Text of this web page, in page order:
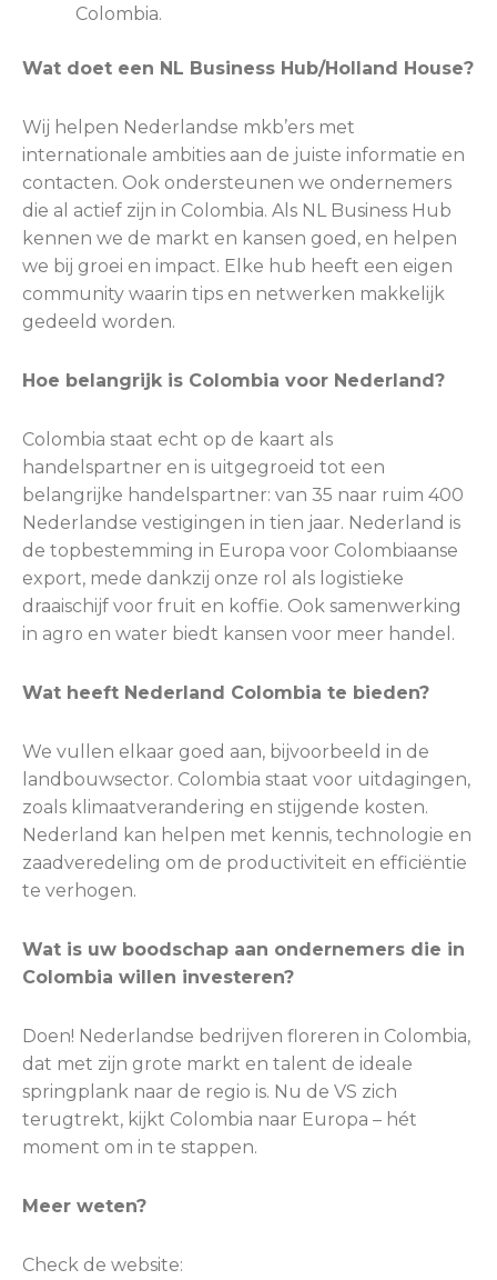
Colombia.
Wat doet een NL Business Hub/Holland House?
Wij helpen Nederlandse mkb’ers met
internationale ambities aan de juiste informatie en
contacten. Ook ondersteunen we ondernemers
die al actief zijn in Colombia. Als NL Business Hub
kennen we de markt en kansen goed, en helpen
we bij groei en impact. Elke hub heeft een eigen
community waarin tips en netwerken makkelijk
gedeeld worden.
Hoe belangrijk is Colombia voor Nederland?
Colombia staat echt op de kaart als
handelspartner en is uitgegroeid tot een
belangrijke handelspartner: van 35 naar ruim 400
Nederlandse vestigingen in tien jaar. Nederland is
de topbestemming in Europa voor Colombiaanse
export, mede dankzij onze rol als logistieke
draaischijf voor fruit en koffie. Ook samenwerking
in agro en water biedt kansen voor meer handel.
Wat heeft Nederland Colombia te bieden?
We vullen elkaar goed aan, bijvoorbeeld in de
landbouwsector. Colombia staat voor uitdagingen,
zoals klimaatverandering en stijgende kosten.
Nederland kan helpen met kennis, technologie en
zaadveredeling om de productiviteit en efficiëntie
te verhogen.
Wat is uw boodschap aan ondernemers die in
Colombia willen investeren?
Doen! Nederlandse bedrijven floreren in Colombia,
dat met zijn grote markt en talent de ideale
springplank naar de regio is. Nu de VS zich
terugtrekt, kijkt Colombia naar Europa – hét
moment om in te stappen.
Meer weten?
Check de website: